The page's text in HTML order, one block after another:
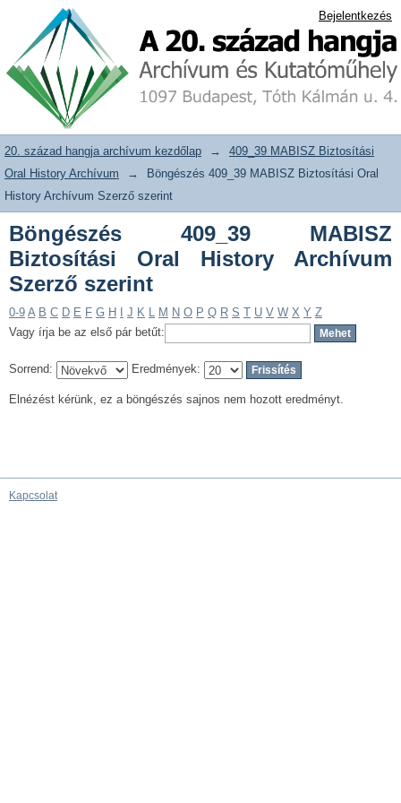
Böngészés 409_39 MABISZ Biztosítási
Oral History Archívum Szerző szerint
20. század hangja archívum adattár Bejelentkezés
20. század hangja archívum kezdőlap →
409_39 MABISZ Biztosítási
Oral History Archívum
→
Böngészés 409_39 MABISZ Biztosítási Oral
History Archívum Szerző szerint
Böngészés 409_39 MABISZ
Biztosítási Oral History Archívum
Szerző szerint
0-9 A B C D E F G H J K L M N O P Q R S T U V W X Y Z
Vagy írja be az első pár betűt:
Sorrend: Eredmények:
Elnézést kérünk, ez a böngészés sajnos nem hozott eredményt.
Kapcsolat